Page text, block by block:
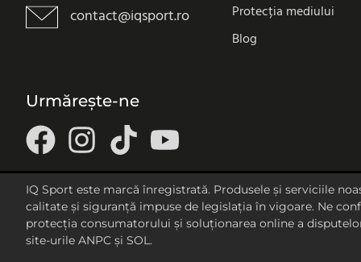
contact@iqsport.ro
Protecția mediului
Blog
Urmărește-ne
IQ Sport este marcă înregistrată. Produsele și serviciile
calitate și siguranță impuse de legislația în vigoare. Ne
protecția consumatorului și soluționarea online a
site-urile ANPC și SOL.